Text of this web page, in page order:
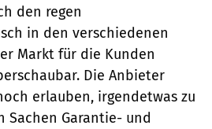
den regen
in den verschiedenen
Markt für die Kunden
Die Anbieter
erlauben, irgendetwas zu
Sachen Garantie- und